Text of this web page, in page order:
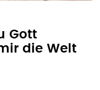
Gott
die Welt